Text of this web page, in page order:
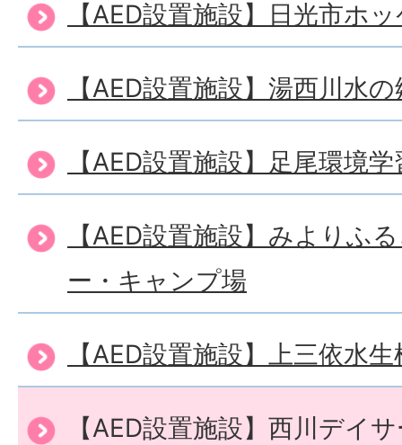
【AED設置施設】日光市ホ
【AED設置施設】湯西川水の
【AED設置施設】足尾環境
【AED設置施設】みよりふ
ー・キャンプ場
【AED設置施設】上三依水
【AED設置施設】西川デイ